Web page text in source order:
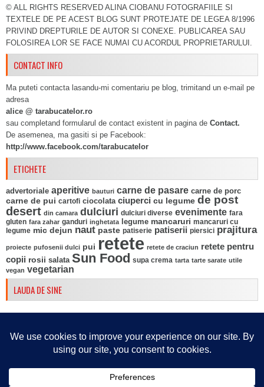
© ALL RIGHTS RESERVED ALINA CIOBANU FOTOGRAFIILE SI
TEXTELE DE PE ACEST BLOG SUNT PROTEJATE DE LEGEA 8/1996
PRIVIND DREPTURILE DE AUTOR SI CONEXE. PUBLICAREA SAU
FOLOSIREA LOR SE FACE NUMAI CU ACORDUL PROPRIETARULUI.
CONTACT INFO
Ma puteti contacta lasandu-mi comentariu pe blog, trimitand un e-mail pe
adresa
alice @ tarabucatelor.ro
sau completand formularul de contact existent in pagina de Contact.
De asemenea, ma gasiti si pe Facebook:
http://www.facebook.com/tarabucatelor
ETICHETE
advertoriale aperitive bauturi carne de pasare carne de porc
carne de pui cartofi ciocolata ciuperci cu legume de post
desert din camara dulciuri dulciuri diverse evenimente fara
gluten fara zahar ganduri inghetata legume mancaruri mancaruri cu
legume mic dejun naut paste patiserie patiserii piersici prajitura
proiecte pufosenii dulci pui retete retete de craciun retete pentru
copii rosii salata Sun Food supa crema tarta tarte sarate utile
vegan vegetarian
LAUDA DE SINE